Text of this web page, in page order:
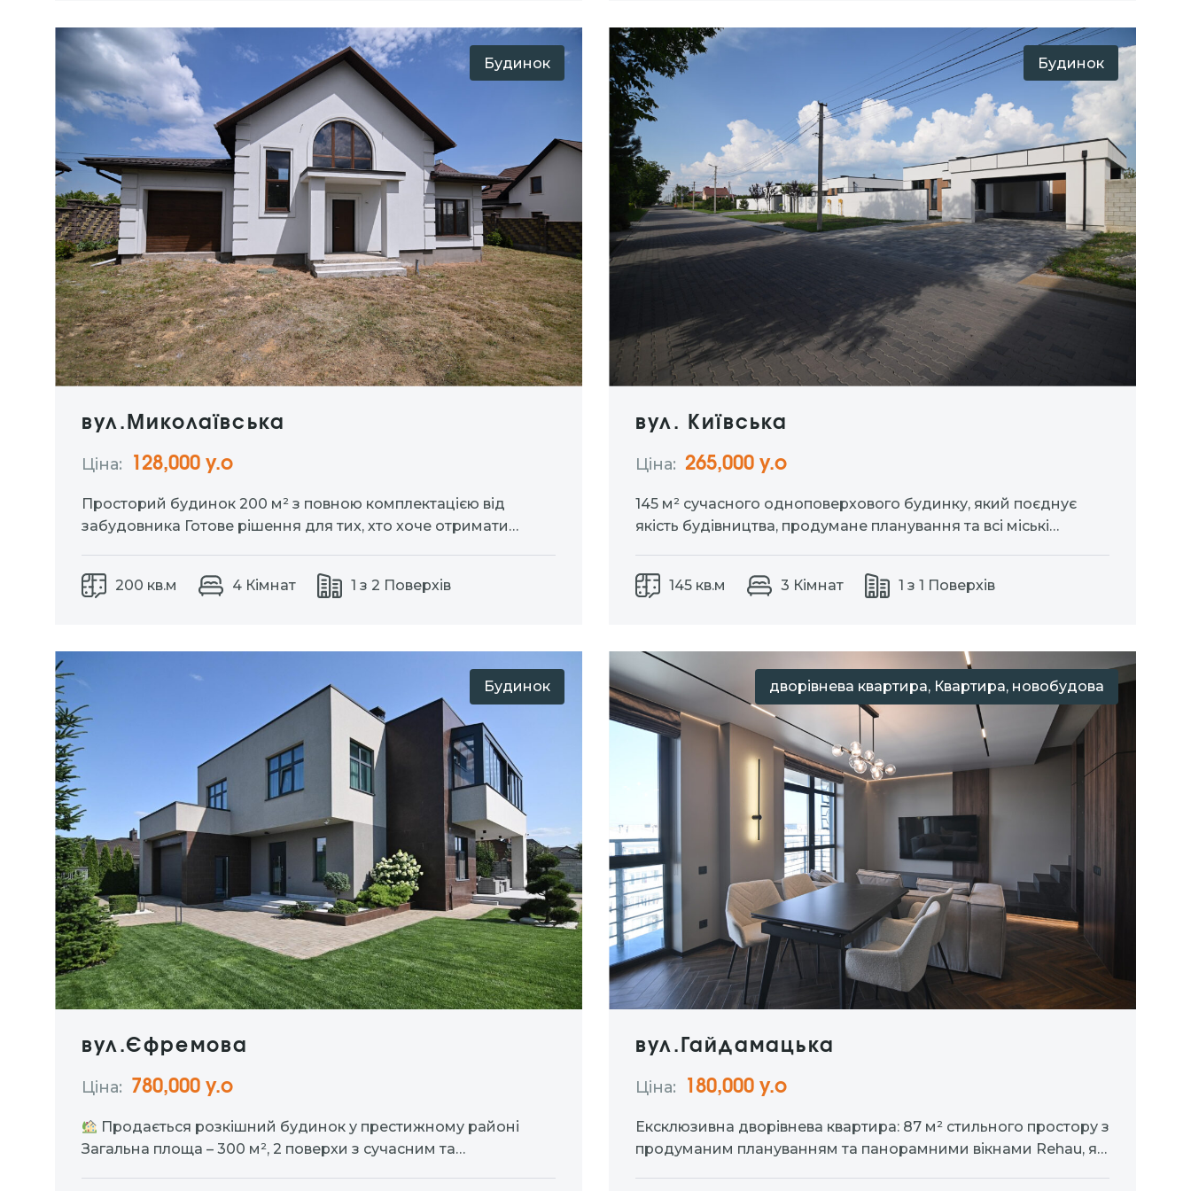
Будинок
вул.Миколаївська
Ціна: 128,000 у.о
Просторий будинок 200 м² з повною комплектацією від
забудовника Готове рішення для тих, хто хоче отримати
Комплектація: * паркан по периметру * електрика 5 кВт (3
фази) заведена в будинок *…
200 кв.м 4 Кімнат 1 з 2 Поверхів
Будинок
вул. Київська
Ціна: 265,000 у.о
145 м² сучасного одноповерхового будинку, який поєднує
якість будівництва, продумане планування та всі міські
та каналізація.
Монолітне перекриття, мембранна покрівля,
утеплений фасад.
Алюмінієві вікна та двері Aluprof.
145 кв.м 3 Кімнат 1 з 1 Поверхів
Будинок
вул.Єфремова
Ціна: 780,000 у.о
Продається розкішний будинок у престижному районі
Загальна площа – 300 м², 2 поверхи з сучасним та
дворівнева квартира, Квартира, новобудова
вул.Гайдамацька
Ціна: 180,000 у.о
Ексклюзивна дворівнева квартира: 87 м² стильного простору з
продуманим плануванням та панорамними вікнами Rehau, які